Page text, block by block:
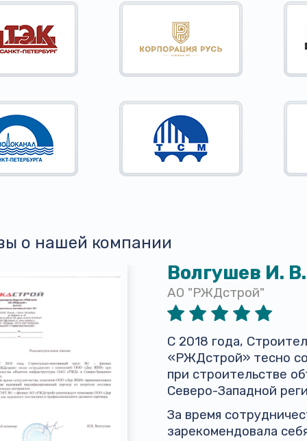
о нашей компании
Волгушев И. В.
АО "РЖДстрой"
С 2018 года,
«РЖДстрой» тесно
при строительстве
Северо-Западной
За время
зарекомендовала